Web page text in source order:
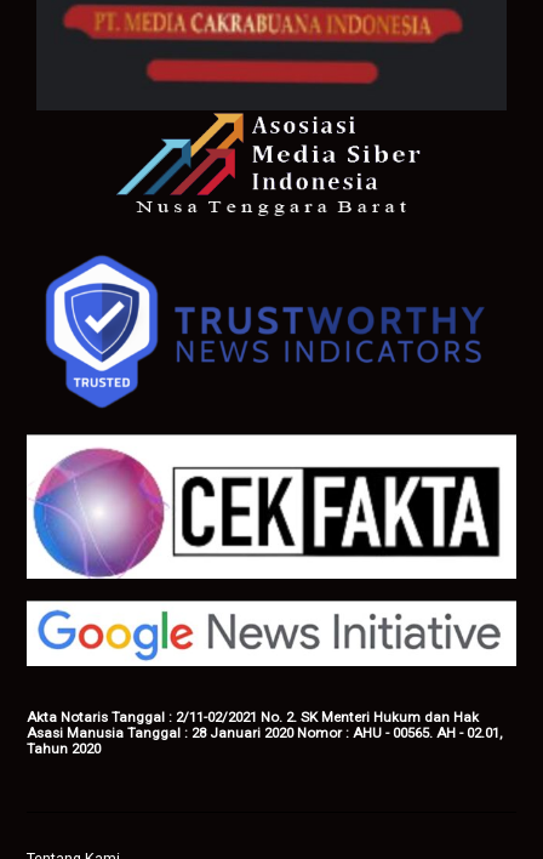
Akta Notaris Tanggal : 2/11-02/2021 No. 2. SK Menteri Hukum dan Hak
Asasi Manusia Tanggal : 28 Januari 2020 Nomor : AHU - 00565. AH - 02.01,
Tahun 2020